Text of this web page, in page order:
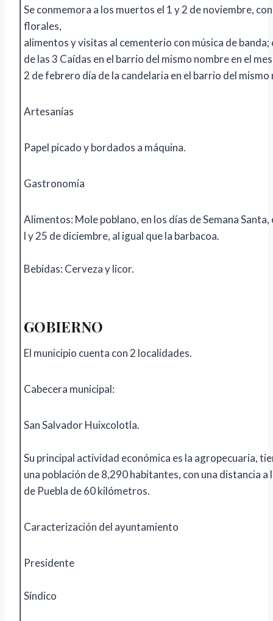
Se conmemora a los muertos el 1 y 2 de noviembre,
florales,
alimentos y visitas al cementerio con música de banda;
de las 3 Caídas en el barrio del mismo nombre en el
2 de febrero día de la candelaria en el barrio del mismo
Artesanías
Papel picado y bordados a máquina.
Gastronomía
Alimentos: Mole poblano, en los días de Semana
l y 25 de diciembre, al igual que la barbacoa.
Bebidas: Cerveza y licor.
GOBIERNO
El municipio cuenta con 2 localidades.
Cabecera municipal:
San Salvador Huixcolotla.
Su principal actividad económica es la agropecuaria,
una población de 8,290 habitantes, con una distancia a
de Puebla de 60 kilómetros.
Caracterización del ayuntamiento
Presidente
Síndico